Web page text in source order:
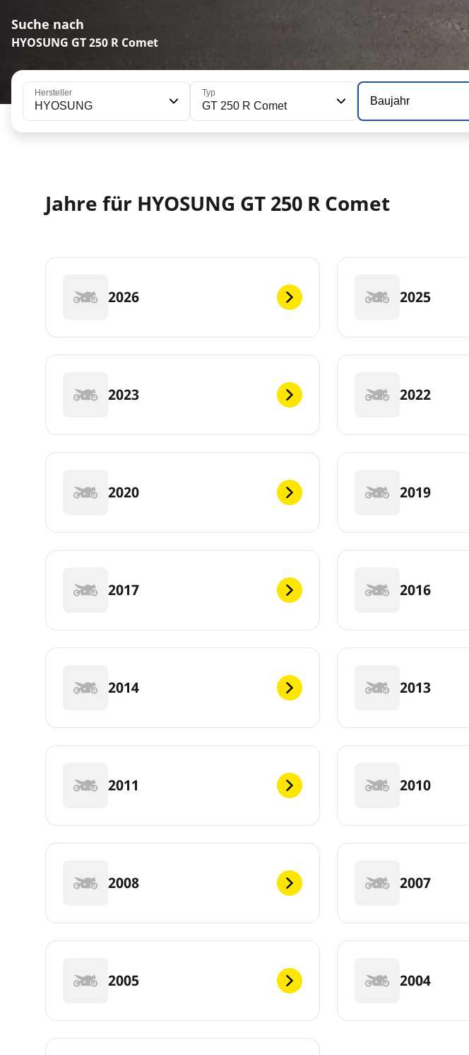
Suche nach
HYOSUNG GT 250 R Comet
Hersteller
HYOSUNG
Typ
GT 250 R Comet Baujahr
Jahre für HYOSUNG GT 250 R Comet
2026 2025
2023 2022
2020 2019
2017 2016
2014 2013
2011 2010
2008 2007
2005 2004